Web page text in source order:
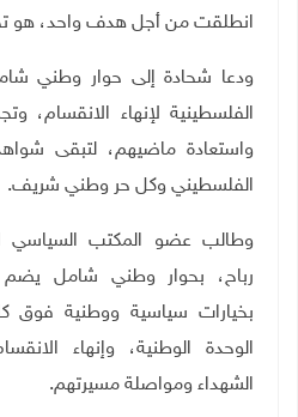
انطلقت من أجل هدف واحد، هو
ودعا شحادة إلى حوار وطني
الفلسطينية لإنهاء الانقسام،
واستعادة ماضيهم، لتبقى
الفلسطيني وكل حر وطني شريف.
وطالب عضو المكتب السياسي
رباح، بحوار وطني شامل يضم
بخيارات سياسية ووطنية فوق
الوحدة الوطنية، وإنهاء
الشهداء ومواصلة مسيرتهم.